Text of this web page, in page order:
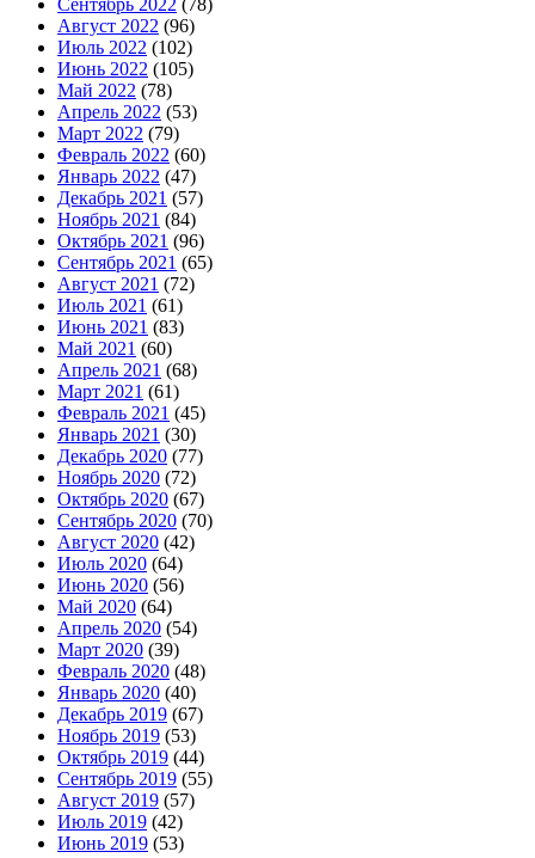
Сентябрь 2022 (78)
Август 2022 (96)
Июль 2022 (102)
Июнь 2022 (105)
Май 2022 (78)
Апрель 2022 (53)
Март 2022 (79)
Февраль 2022 (60)
Январь 2022 (47)
Декабрь 2021 (57)
Ноябрь 2021 (84)
Октябрь 2021 (96)
Сентябрь 2021 (65)
Август 2021 (72)
Июль 2021 (61)
Июнь 2021 (83)
Май 2021 (60)
Апрель 2021 (68)
Март 2021 (61)
Февраль 2021 (45)
Январь 2021 (30)
Декабрь 2020 (77)
Ноябрь 2020 (72)
Октябрь 2020 (67)
Сентябрь 2020 (70)
Август 2020 (42)
Июль 2020 (64)
Июнь 2020 (56)
Май 2020 (64)
Апрель 2020 (54)
Март 2020 (39)
Февраль 2020 (48)
Январь 2020 (40)
Декабрь 2019 (67)
Ноябрь 2019 (53)
Октябрь 2019 (44)
Сентябрь 2019 (55)
Август 2019 (57)
Июль 2019 (42)
Июнь 2019 (53)